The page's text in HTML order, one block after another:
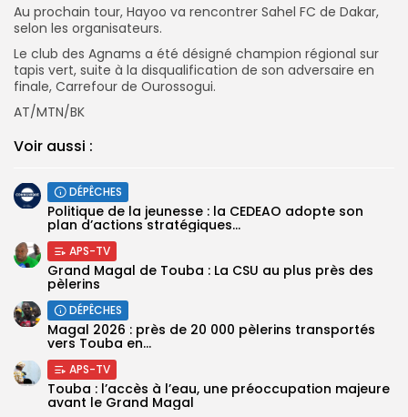
Au prochain tour, Hayoo va rencontrer Sahel FC de Dakar,
selon les organisateurs.
Le club des Agnams a été désigné champion régional sur
tapis vert, suite à la disqualification de son adversaire en
finale, Carrefour de Ourossogui.
AT/MTN/BK
Voir aussi :
DÉPÊCHES
Politique de la jeunesse : la CEDEAO adopte son
plan d’actions stratégiques...
APS-TV
Grand Magal de Touba : La CSU au plus près des
pèlerins
DÉPÊCHES
Magal 2026 : près de 20 000 pèlerins transportés
vers Touba en...
APS-TV
Touba : l’accès à l’eau, une préoccupation majeure
avant le Grand Magal